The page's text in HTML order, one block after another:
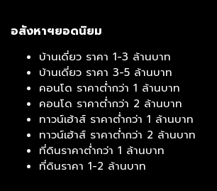
อสังหาฯยอดนิยม
บ้านเดี่ยว ราคา 1-3 ล้านบาท
บ้านเดี่ยว ราคา 3-5 ล้านบาท
คอนโด ราคาต่ำกว่า 1 ล้านบาท
คอนโด ราคาต่ำกว่า 2 ล้านบาท
ทาวน์เฮ้าส์ ราคาต่ำกว่า 1 ล้านบาท
ทาวน์เฮ้าส์ ราคาต่ำกว่า 2 ล้านบาท
ที่ดินราคาต่ำกว่า 1 ล้านบาท
ที่ดินราคา 1-2 ล้านบาท